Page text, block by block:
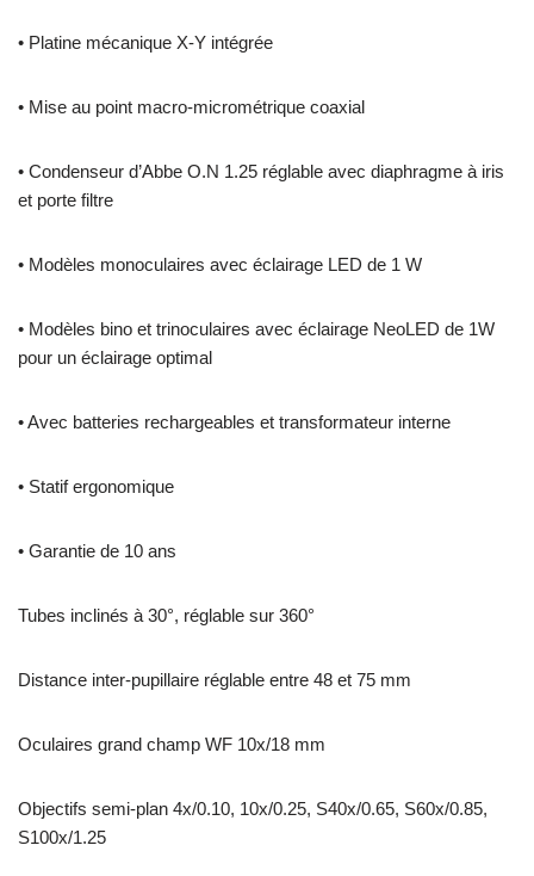
• Platine mécanique X-Y intégrée
• Mise au point macro-micrométrique coaxial
• Condenseur d’Abbe O.N 1.25 réglable avec diaphragme à iris
et porte filtre
• Modèles monoculaires avec éclairage LED de 1 W
• Modèles bino et trinoculaires avec éclairage NeoLED de 1W
pour un éclairage optimal
• Avec batteries rechargeables et transformateur interne
• Statif ergonomique
• Garantie de 10 ans
Tubes inclinés à 30°, réglable sur 360°
Distance inter-pupillaire réglable entre 48 et 75 mm
Oculaires grand champ WF 10x/18 mm
Objectifs semi-plan 4x/0.10, 10x/0.25, S40x/0.65, S60x/0.85,
S100x/1.25